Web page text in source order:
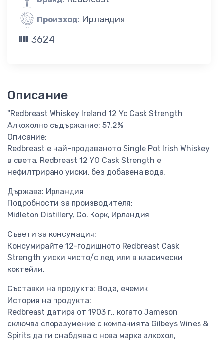
Произход: Ирландия
3624
Описание
"Redbreast Whiskey Ireland 12 Yo Cask Strength
Алкохолно съдържание: 57,2%
Описание:
Redbreast е най-продаваното Single Pot Irish Whiskey
в света. Redbreast 12 YO Cask Strength е
нефилтрирано уиски, без добавена вода.
Държава: Ирландия
Подробности за производителя:
Midleton Distillery, Co. Корк, Ирландия
Съвети за консумация:
Консумирайте 12-годишното Redbreast Cask
Strength уиски чисто/с лед или в класически
коктейли.
Съставки на продукта: Вода, ечемик
История на продукта:
Redbreast датира от 1903 г., когато Jameson
сключва споразумение с компанията Gilbeys Wines &
Spirits да ги снабдява с нова марка алкохол,